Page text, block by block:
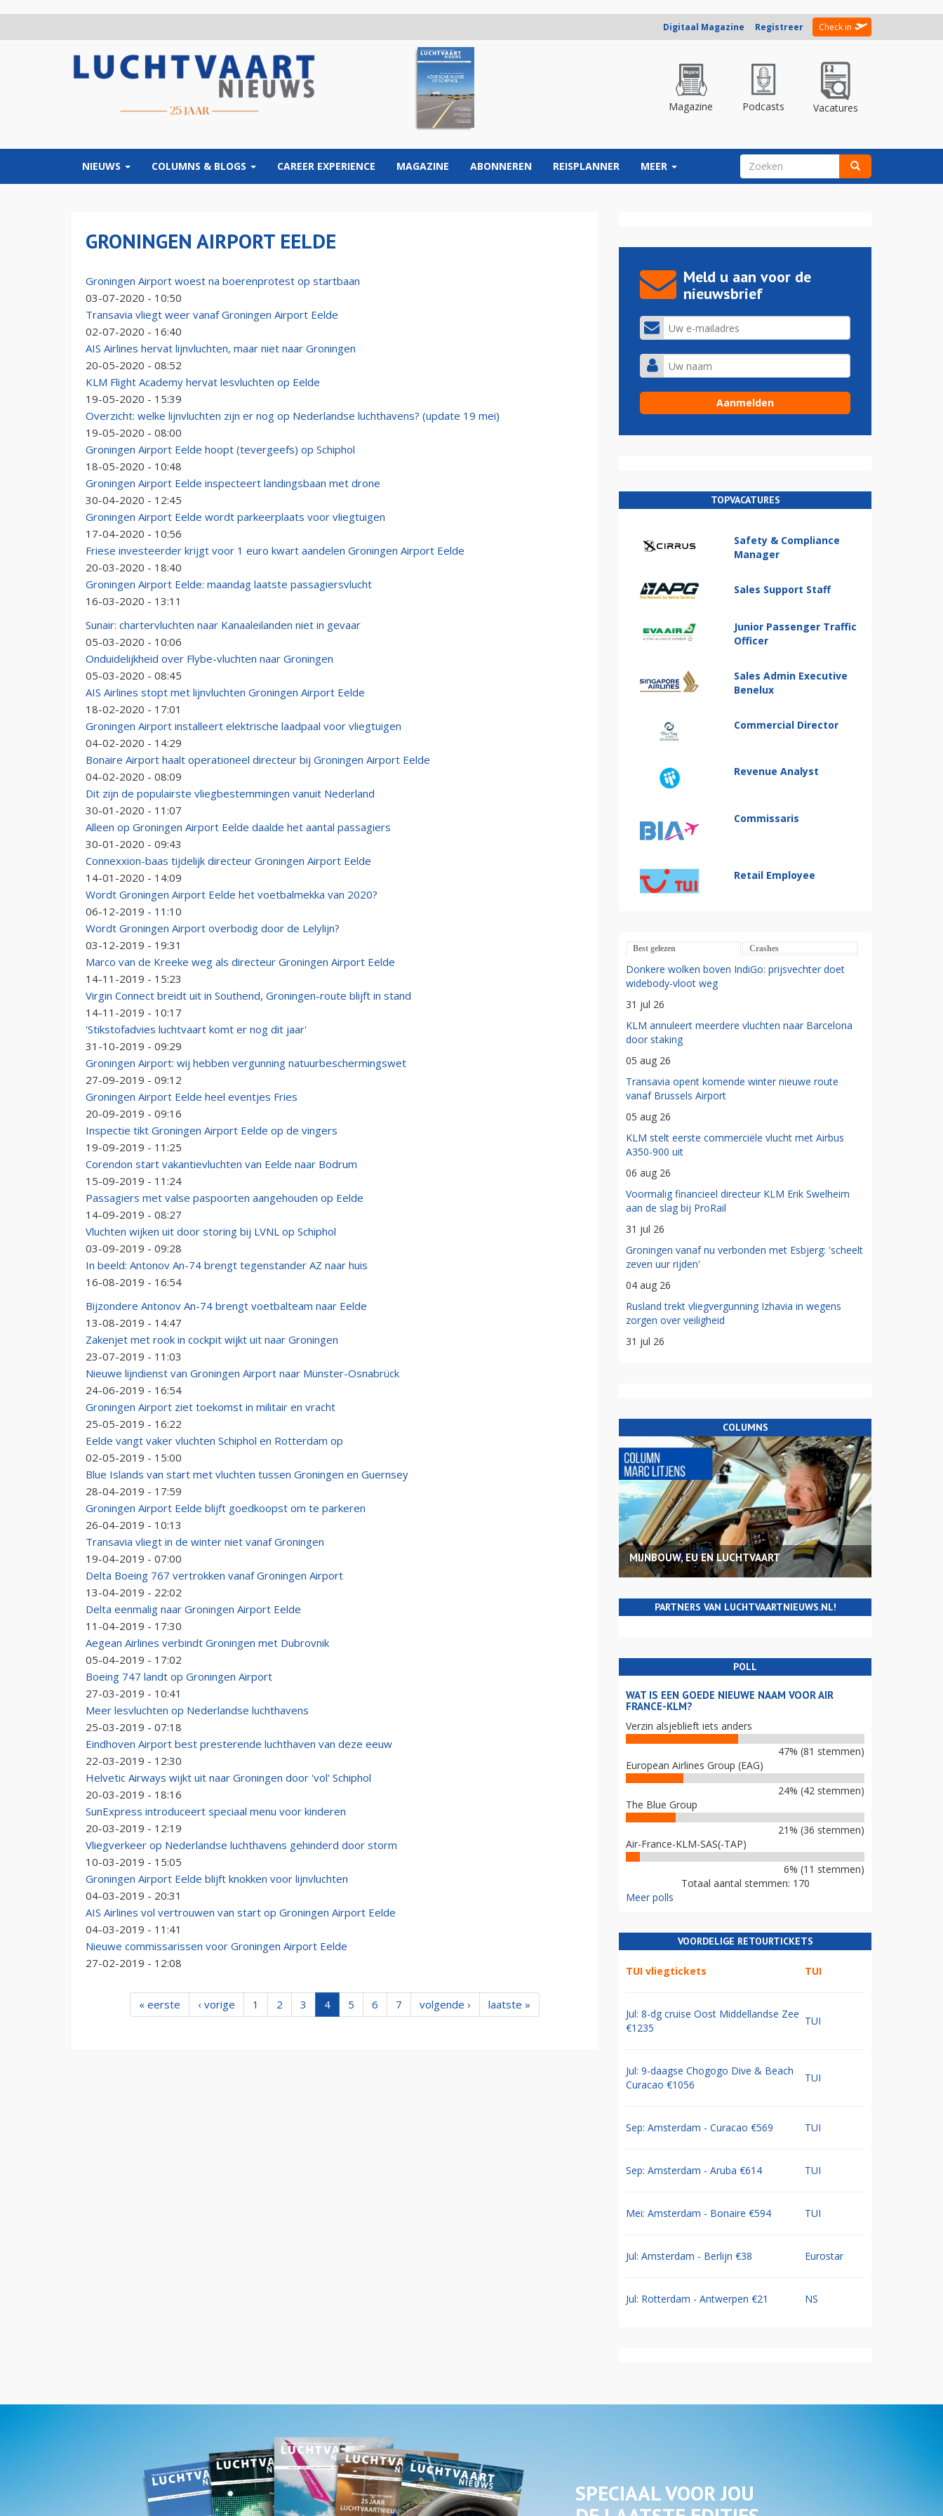
Digitaal Magazine Registreer Check in
Magazine Podcasts Vacatures
NIEUWS COLUMNS & BLOGS CAREER EXPERIENCE MAGAZINE ABONNEREN REISPLANNER MEER ZOEKVELD
GRONINGEN AIRPORT EELDE
Groningen Airport woest na boerenprotest op startbaan
03-07-2020 - 10:50
Transavia vliegt weer vanaf Groningen Airport Eelde
02-07-2020 - 16:40
AIS Airlines hervat lijnvluchten, maar niet naar Groningen
20-05-2020 - 08:52
KLM Flight Academy hervat lesvluchten op Eelde
19-05-2020 - 15:39
Overzicht: welke lijnvluchten zijn er nog op Nederlandse luchthavens? (update 19 mei)
19-05-2020 - 08:00
Groningen Airport Eelde hoopt (tevergeefs) op Schiphol
18-05-2020 - 10:48
Groningen Airport Eelde inspecteert landingsbaan met drone
30-04-2020 - 12:45
Groningen Airport Eelde wordt parkeerplaats voor vliegtuigen
17-04-2020 - 10:56
Friese investeerder krijgt voor 1 euro kwart aandelen Groningen Airport Eelde
20-03-2020 - 18:40
Groningen Airport Eelde: maandag laatste passagiersvlucht
16-03-2020 - 13:11
Sunair: chartervluchten naar Kanaaleilanden niet in gevaar
05-03-2020 - 10:06
Onduidelijkheid over Flybe-vluchten naar Groningen
05-03-2020 - 08:45
AIS Airlines stopt met lijnvluchten Groningen Airport Eelde
18-02-2020 - 17:01
Groningen Airport installeert elektrische laadpaal voor vliegtuigen
04-02-2020 - 14:29
Bonaire Airport haalt operationeel directeur bij Groningen Airport Eelde
04-02-2020 - 08:09
Dit zijn de populairste vliegbestemmingen vanuit Nederland
30-01-2020 - 11:07
Alleen op Groningen Airport Eelde daalde het aantal passagiers
30-01-2020 - 09:43
Connexxion-baas tijdelijk directeur Groningen Airport Eelde
14-01-2020 - 14:09
Wordt Groningen Airport Eelde het voetbalmekka van 2020?
06-12-2019 - 11:10
Wordt Groningen Airport overbodig door de Lelylijn?
03-12-2019 - 19:31
Marco van de Kreeke weg als directeur Groningen Airport Eelde
14-11-2019 - 15:23
Virgin Connect breidt uit in Southend, Groningen-route blijft in stand
14-11-2019 - 10:17
'Stikstofadvies luchtvaart komt er nog dit jaar'
31-10-2019 - 09:29
Groningen Airport: wij hebben vergunning natuurbeschermingswet
27-09-2019 - 09:12
Groningen Airport Eelde heel eventjes Fries
20-09-2019 - 09:16
Inspectie tikt Groningen Airport Eelde op de vingers
19-09-2019 - 11:25
Corendon start vakantievluchten van Eelde naar Bodrum
15-09-2019 - 11:24
Passagiers met valse paspoorten aangehouden op Eelde
14-09-2019 - 08:27
Vluchten wijken uit door storing bij LVNL op Schiphol
03-09-2019 - 09:28
In beeld: Antonov An-74 brengt tegenstander AZ naar huis
16-08-2019 - 16:54
Bijzondere Antonov An-74 brengt voetbalteam naar Eelde
13-08-2019 - 14:47
Zakenjet met rook in cockpit wijkt uit naar Groningen
23-07-2019 - 11:03
Nieuwe lijndienst van Groningen Airport naar Münster-Osnabrück
24-06-2019 - 16:54
Groningen Airport ziet toekomst in militair en vracht
25-05-2019 - 16:22
Eelde vangt vaker vluchten Schiphol en Rotterdam op
02-05-2019 - 15:00
Blue Islands van start met vluchten tussen Groningen en Guernsey
28-04-2019 - 17:59
Groningen Airport Eelde blijft goedkoopst om te parkeren
26-04-2019 - 10:13
Transavia vliegt in de winter niet vanaf Groningen
19-04-2019 - 07:00
Delta Boeing 767 vertrokken vanaf Groningen Airport
13-04-2019 - 22:02
Delta eenmalig naar Groningen Airport Eelde
11-04-2019 - 17:30
Aegean Airlines verbindt Groningen met Dubrovnik
05-04-2019 - 17:02
Boeing 747 landt op Groningen Airport
27-03-2019 - 10:41
Meer lesvluchten op Nederlandse luchthavens
25-03-2019 - 07:18
Eindhoven Airport best presterende luchthaven van deze eeuw
22-03-2019 - 12:30
Helvetic Airways wijkt uit naar Groningen door 'vol' Schiphol
20-03-2019 - 18:16
SunExpress introduceert speciaal menu voor kinderen
20-03-2019 - 12:19
Vliegverkeer op Nederlandse luchthavens gehinderd door storm
10-03-2019 - 15:05
Groningen Airport Eelde blijft knokken voor lijnvluchten
04-03-2019 - 20:31
AIS Airlines vol vertrouwen van start op Groningen Airport Eelde
04-03-2019 - 11:41
Nieuwe commissarissen voor Groningen Airport Eelde
27-02-2019 - 12:08
« eerste ‹ vorige 1 2 3 4 5 6 7 volgende › laatste »
Meld u aan voor de
nieuwsbrief
TOPVACATURES
Safety & Compliance
Manager
Sales Support Staff
Junior Passenger Traffic
Officer
Sales Admin Executive
Benelux
Commercial Director
Revenue Analyst
Commissaris
Retail Employee
Best gelezen Crashes
Donkere wolken boven IndiGo: prijsvechter doet
widebody-vloot weg
31 jul 26
KLM annuleert meerdere vluchten naar Barcelona
door staking
05 aug 26
Transavia opent komende winter nieuwe route
vanaf Brussels Airport
05 aug 26
KLM stelt eerste commerciële vlucht met Airbus
A350-900 uit
06 aug 26
Voormalig financieel directeur KLM Erik Swelheim
aan de slag bij ProRail
31 jul 26
Groningen vanaf nu verbonden met Esbjerg: 'scheelt
zeven uur rijden'
04 aug 26
Rusland trekt vliegvergunning Izhavia in wegens
zorgen over veiligheid
31 jul 26
COLUMNS
MIJNBOUW, EU EN LUCHTVAART
PARTNERS VAN LUCHTVAARTNIEUWS.NL!
POLL
WAT IS EEN GOEDE NIEUWE NAAM VOOR AIR
FRANCE-KLM?
Verzin alsjeblieft iets anders
47% (81 stemmen)
European Airlines Group (EAG)
24% (42 stemmen)
The Blue Group
21% (36 stemmen)
Air-France-KLM-SAS(-TAP)
6% (11 stemmen)
Totaal aantal stemmen: 170
Meer polls
VOORDELIGE RETOURTICKETS
TUI vliegtickets TUI
Jul: 8-dg cruise Oost Middellandse Zee
€1235
TUI
Jul: 9-daagse Chogogo Dive & Beach
Curacao €1056
TUI
Sep: Amsterdam - Curacao €569 TUI
Sep: Amsterdam - Aruba €614 TUI
Mei: Amsterdam - Bonaire €594 TUI
Jul: Amsterdam - Berlijn €38 Eurostar
Jul: Rotterdam - Antwerpen €21 NS
SPECIAAL VOOR JOU